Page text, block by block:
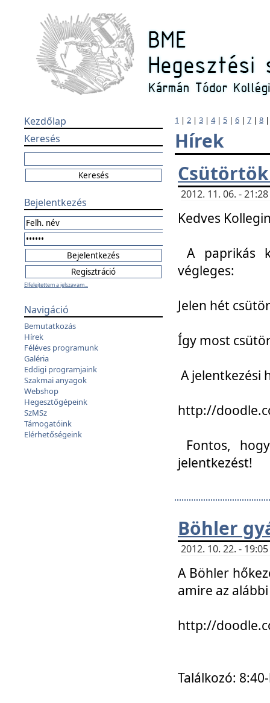
Kezdőlap
Keresés
Bejelentkezés
Elfelejtettem a jelszavam...
Navigáció
Bemutatkozás
Hírek
Féléves programunk
Galéria
Eddigi programjaink
Szakmai anyagok
Webshop
Hegesztőgépeink
SzMSz
Támogatóink
Elérhetőségeink
1 | 2 | 3 | 4| 5 | 6 | 7 | 8
Hírek
2012. 11. 06. -
Kedves
A paprikás
végleges:
Jelen hét
Így most
A jelentkezési
http://
Fontos,
jelentkezést!
Böhler
2012. 10. 22. -
A Böhler
amire az
http://
Találkozó: